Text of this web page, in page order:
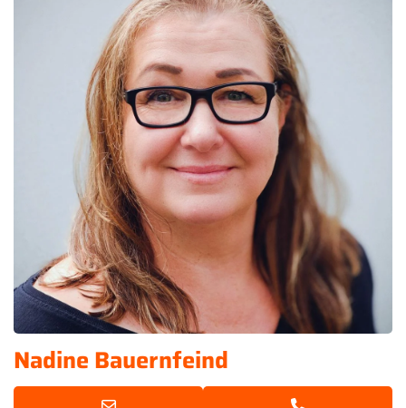
Nadine Bauernfeind